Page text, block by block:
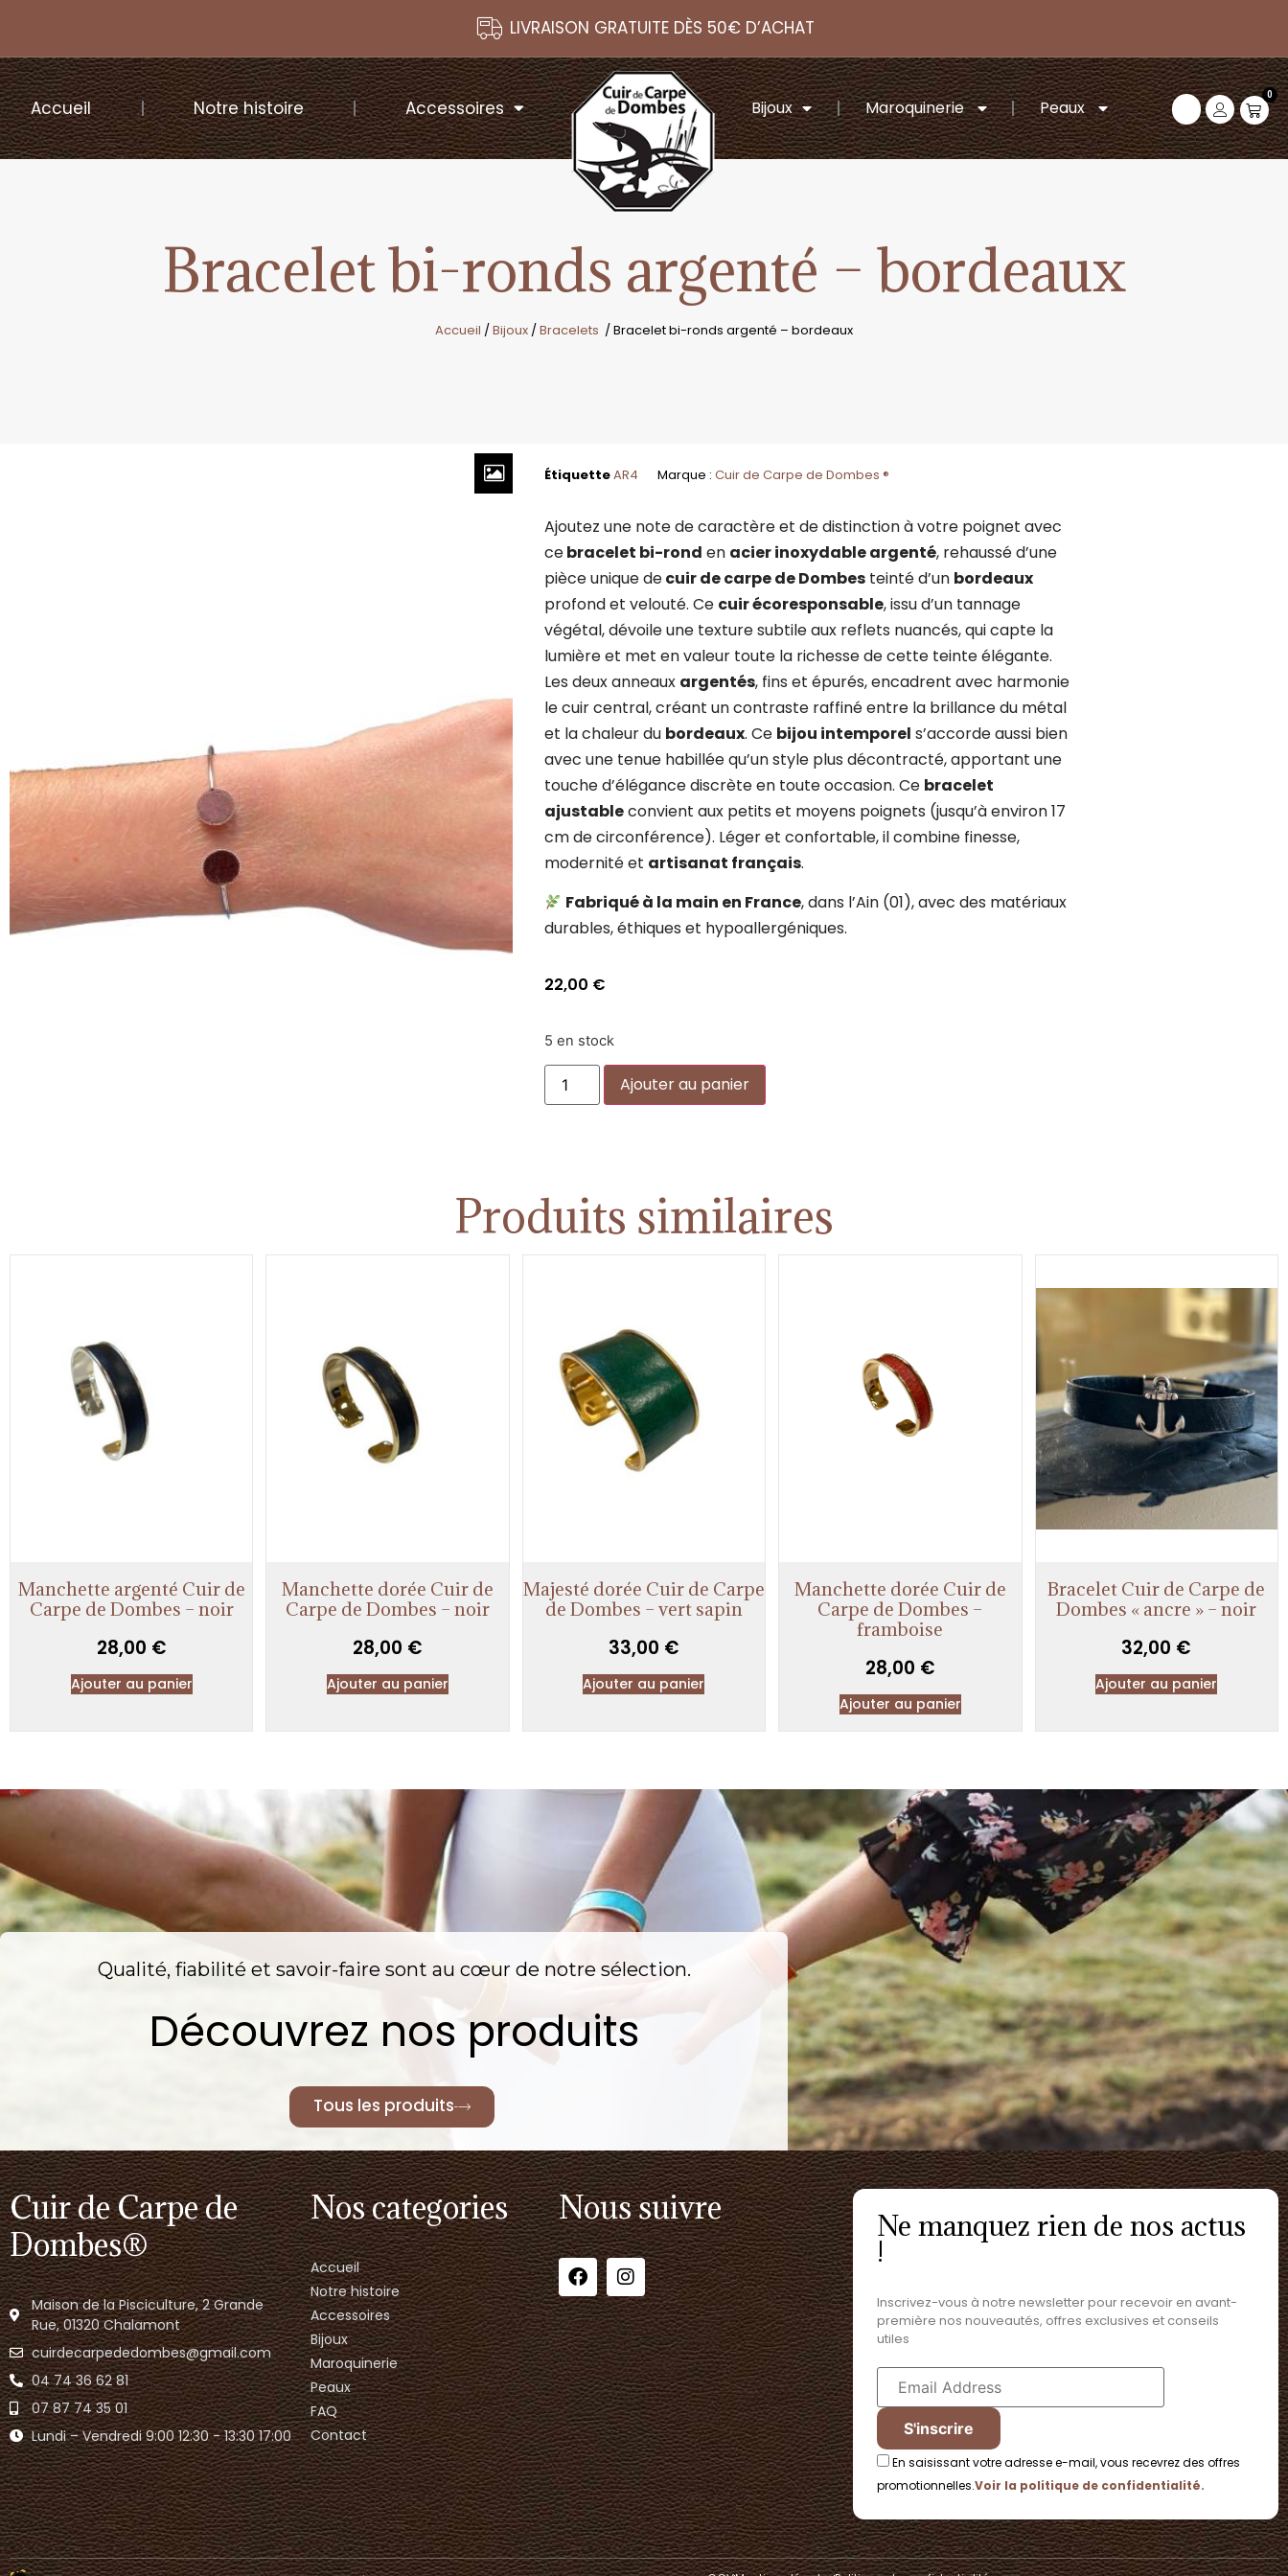
LIVRAISON GRATUITE DÈS 50€ D’ACHAT
Accueil Notre histoire Accessoires Bijoux Maroquinerie Peaux
0
Bracelet bi-ronds argenté – bordeaux
Accueil /Bijoux /Bracelets / Bracelet bi-ronds argenté – bordeaux
ÉtiquetteAR4 Marque : Cuir de Carpe de Dombes ®
Ajoutez une note de caractère et de distinction à votre poignet avec
cebracelet bi-rond en acier inoxydable argenté, rehaussé d’une
pièce unique decuir de carpe de Dombesteinté d’un bordeaux
profond et velouté. Ce cuir écoresponsable, issu d’un tannage
végétal, dévoile une texture subtile aux reflets nuancés, qui capte la
lumière et met en valeur toute la richesse de cette teinte élégante.
Les deux anneaux argentés, fins et épurés, encadrent avec harmonie
le cuir central, créant un contraste raffiné entre la brillance du métal
et la chaleur du bordeaux. Ce bijou intemporel s’accorde aussi bien
avec une tenue habillée qu’un style plus décontracté, apportant une
touche d’élégance discrète en toute occasion. Ce bracelet
ajustableconvient aux petits et moyens poignets (jusqu’à environ 17
cm de circonférence). Léger et confortable, il combine finesse,
modernité et artisanat français.
Fabriqué à la main en France, dans l’Ain (01), avec des matériaux
durables, éthiques et hypoallergéniques.
22,00 €
5 en stock
Ajouter au panier
Produits similaires
Manchette argenté Cuir de
Carpe de Dombes – noir
28,00 €
Ajouter au panier
Manchette dorée Cuir de
Carpe de Dombes – noir
28,00 €
Ajouter au panier
Majesté dorée Cuir de Carpe
de Dombes – vert sapin
33,00 €
Ajouter au panier
Manchette dorée Cuir de
Carpe de Dombes –
framboise
28,00 €
Ajouter au panier
Bracelet Cuir de Carpe de
Dombes « ancre » – noir
32,00 €
Ajouter au panier
Qualité, fiabilité et savoir-faire sont au cœur de notre sélection.
Découvrez nos produits
Tous les produits
Cuir de Carpe de
Dombes®
Maison de la Pisciculture, 2 Grande
Rue, 01320 Chalamont
cuirdecarpededombes@gmail.com
04 74 36 62 81
07 87 74 35 01
Lundi – Vendredi 9:00 12:30 - 13:30 17:00​
Nos categories
Accueil
Notre histoire
Accessoires
Bijoux
Maroquinerie
Peaux
FAQ
Contact
Nous suivre Ne manquez rien de nos actus
!
Inscrivez-vous à notre newsletter pour recevoir en avant-
première nos nouveautés, offres exclusives et conseils
utiles
En saisissant votre adresse e-mail, vous recevrez des offres
promotionnelles.Voir la politique de confidentialité.